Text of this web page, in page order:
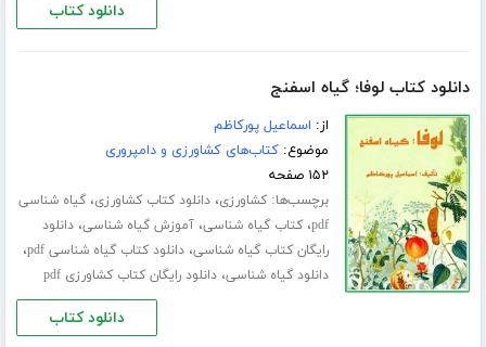
دانلود کتاب
دانلود کتاب لوفا؛ گیاه اسفنج
از: اسماعیل پورکاظم
موضوع:کتاب‌های کشاورزی و دامپروری
۱۵۲ صفحه
برچسب‌ها:کشاورزی،دانلود کتاب کشاورزی،گیاه شناسی
pdf،کتاب گیاه شناسی،آموزش گیاه شناسی،دانلود
رایگان کتاب گیاه شناسی،دانلود کتاب گیاه شناسی pdf ،
دانلود گیاه شناسی،دانلود رایگان کتاب کشاورزی pdf
دانلود کتاب